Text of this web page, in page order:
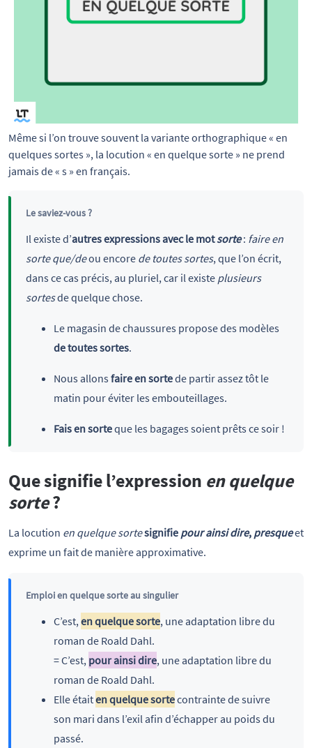
Même si l’on trouve souvent la variante orthographique « en
quelques sortes », la locution « en quelque sorte » ne prend
jamais de « s » en français.
Le saviez-vous ?
Il existe d’autres expressions avec le motsorte : faire en
sorte que/deou encore de toutes sortes, que l’on écrit,
dans ce cas précis, au pluriel, car il existe plusieurs
sortesde quelque chose.
Le magasin de chaussures propose des modèles
de toutes sortes.
Nous allons faire en sortede partir assez tôt le
matin pour éviter les embouteillages.
Fais en sorteque les bagages soient prêts ce soir !
Que signifie l’expression en quelque
sorte?
La locution en quelque sortesignifie pour ainsi dire, presqueet
exprime un fait de manière approximative.
Emploi en quelque sorte au singulier
C’est, en quelque sorte, une adaptation libre du
roman de Roald Dahl.
= C’est, pour ainsi dire, une adaptation libre du
roman de Roald Dahl.
Elle étaiten quelque sortecontrainte de suivre
son mari dans l’exil afin d’échapper au poids du
passé.